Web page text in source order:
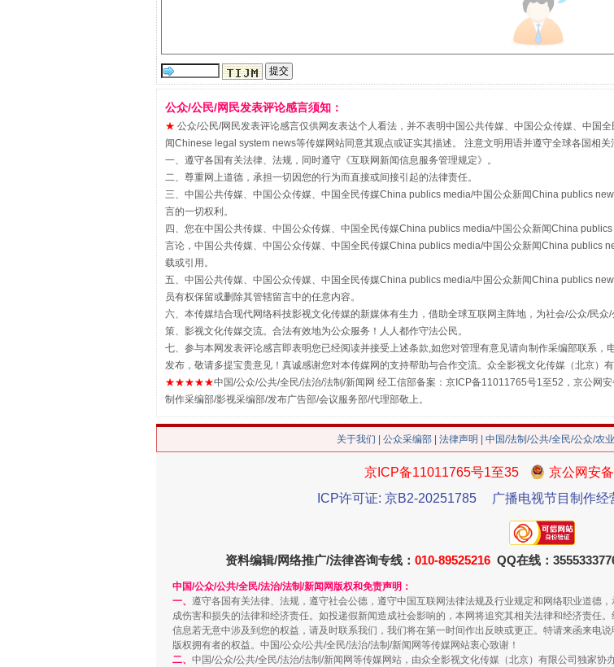
“刷贴”乱象丛生
生物安全法正式实施
珠宝鉴定乱象
公众/公民/网民发表评论感言须知：
★ 公众/公民/网民发表评论感言仅供网友表达个人看法，并不表明中国公共传媒、中国公众传媒、中
闻Chinese legal system news等传媒网站同意其观点或证实其描述。 注意文明用语并遵守全球各国相关
一、遵守各国有关法律、法规，同时遵守《互联网新闻信息服务管理规定》。
二、尊重网上道德，承担一切因您的行为而直接或间接引起的法律责任。
三、中国公共传媒、中国公众传媒、中国全民传媒China publics media/中国公众新闻China publics
言的一切权利。
四、您在中国公共传媒、中国公众传媒、中国全民传媒China publics media/中国公众新闻China
言论，中国公共传媒、中国公众传媒、中国全民传媒China publics media/中国公众新闻China publics
载或引用。
五、中国公共传媒、中国公众传媒、中国全民传媒China publics media/中国公众新闻China publics
员有权保留或删除其管辖留言中的任意内容。
六、本传媒结合现代网络科技影视文化传媒的新媒体有生力，借助全球互联网主阵地，为社会/公众/民
策、影视文化传媒交流。合法有效地为公众服务！人人都作守法公民。
七、参与本网发表评论感言即表明您已经阅读并接受上述条款,如您对管理有意见请向制作采编部联系
发布，敬请多提宝贵意见！真诚感谢您对本传媒网的支持帮助与合作交流。众全影视文化传媒（北京）
★★★★★中国/公众/公共/全民/法治/法制/新闻网 经工信部备案：京ICP备11011765号1至52，京公网
制作采编部/影视采编部/发布广告部/会议服务部/代理部敬上。
关于我们 公众采编部 法律声明 | 中国/法制/公共/全民/公众/农
京ICP备11011765号1至35
京公网安
ICP许可证: 京B2-20251785
广播电视节目制作
资料编辑/网络推广/法律咨询专线： 010-89525216 QQ在线：
中国/公众/公共/全民/法治/法制/新闻网版权和免责声明：
一、 遵守各国有关法律、法规，遵守社会公德，遵守中国互联网法律法规及行业规定和网络职业道德
成伤害和损失的法律和经济责任。如投递假新闻造成社会影响的，本网将追究其相关法律和经济责任
信息若无意中涉及到您的权益，请及时联系我们，我们将在第一时间作出反映或更正。特请来函来电
版权拥有者的权益。中国/公众/公共/全民/法治/法制/新闻网等传媒网站衷心致谢！
二、 中国/公众/公共/全民/法治/法制/新闻网等传媒网站，由众全影视文化传媒（北京）有限公司独家